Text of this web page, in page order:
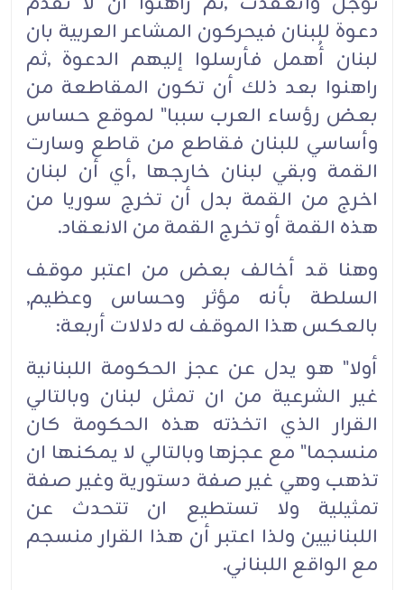
دعوة للبنان فيحركون المشاعر العربية بان
لبنان أُهمل فأرسلوا إليهم الدعوة ,ثم
راهنوا بعد ذلك أن تكون المقاطعة من
بعض رؤساء العرب سببا" لموقع حساس
وأساسي للبنان فقاطع من قاطع وسارت
القمة وبقي لبنان خارجها ,أي أن لبنان
اخرج من القمة بدل أن تخرج سوريا من
هذه القمة أو تخرج القمة من الانعقاد.
وهنا قد أخالف بعض من اعتبر موقف
السلطة بأنه مؤثر وحساس وعظيم,
بالعكس هذا الموقف له دلالات أربعة:
أولا" هو يدل عن عجز الحكومة اللبنانية
غير الشرعية من ان تمثل لبنان وبالتالي
القرار الذي اتخذته هذه الحكومة كان
منسجما" مع عجزها وبالتالي لا يمكنها ان
تذهب وهي غير صفة دستورية وغير صفة
تمثيلية ولا تستطيع ان تتحدث عن
اللبنانيين ولذا اعتبر أن هذا القرار منسجم
مع الواقع اللبناني.